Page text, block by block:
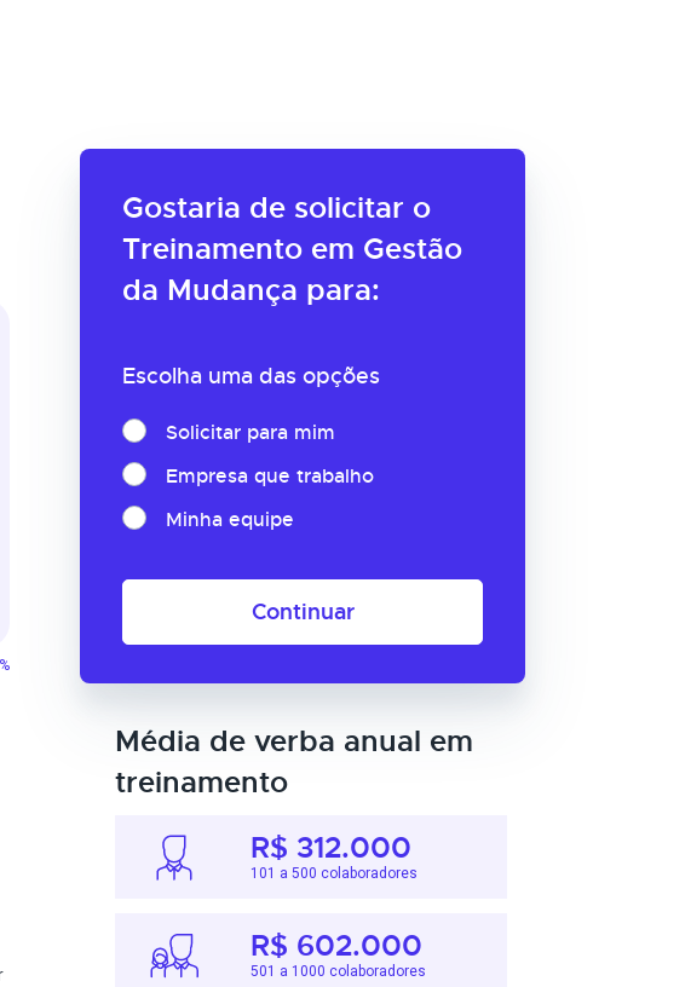
Gostaria de solicitar o
Treinamento em Gestão
da Mudança para:
Escolha uma das opções
Solicitar para mim
Empresa que trabalho
Minha equipe
Continuar
Média de verba anual em
treinamento
R$ 312.000
101 a 500 colaboradores
R$ 602.000
501 a 1000 colaboradores